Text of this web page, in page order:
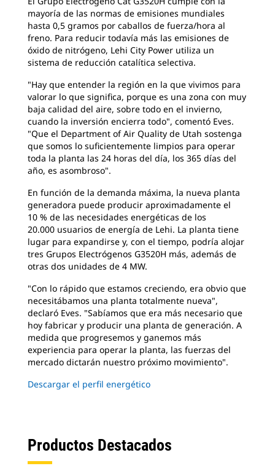
mayoría de las normas de emisiones mundiales
hasta 0,5 gramos por caballos de fuerza/hora al
freno. Para reducir todavía más las emisiones de
óxido de nitrógeno, Lehi City Power utiliza un
sistema de reducción catalítica selectiva.
"Hay que entender la región en la que vivimos para
valorar lo que significa, porque es una zona con muy
baja calidad del aire, sobre todo en el invierno,
cuando la inversión encierra todo", comentó Eves.
"Que el Department of Air Quality de Utah sostenga
que somos lo suficientemente limpios para operar
toda la planta las 24 horas del día, los 365 días del
año, es asombroso".
En función de la demanda máxima, la nueva planta
generadora puede producir aproximadamente el
10 % de las necesidades energéticas de los
20.000 usuarios de energía de Lehi. La planta tiene
lugar para expandirse y, con el tiempo, podría alojar
tres Grupos Electrógenos G3520H más, además de
otras dos unidades de 4 MW.
"Con lo rápido que estamos creciendo, era obvio que
necesitábamos una planta totalmente nueva",
declaró Eves. "Sabíamos que era más necesario que
hoy fabricar y producir una planta de generación. A
medida que progresemos y ganemos más
experiencia para operar la planta, las fuerzas del
mercado dictarán nuestro próximo movimiento".
Descargar el perfil energético
Productos Destacados